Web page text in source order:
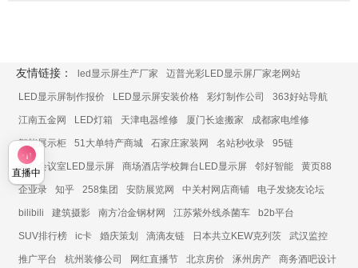
友情链接： led显示屏生产厂家 迈普光彩LED显示屏厂家老网站
LED显示屏制作报价 LED显示屏安装价格 彩灯制作公司 363好站导航
江南五金网 LED灯箱 天津电器维修 厦门长途搬家 成都家电维修
智能展示柜 51大单特产商城 石家庄家装网 名站秒收录 95链
展厅会议室LED显示屏 商场酒店学校舞台LED显示屏 邻好智能 黄页88
企业录 知乎 258集团 安防展览网 中关村网店商铺 电子发烧友论坛
bilibili 建筑摄影 南方冶金钢材网 江苏紫外线杀菌车 b2b平台
SUV排行榜 ic卡 婚庆策划 滴滴友链 日本共立KEW克列茨 武汉监控
推广平台 杭州装修公司 网红直播节 北京房价 涿州房产 商务酒吧设计
直播中